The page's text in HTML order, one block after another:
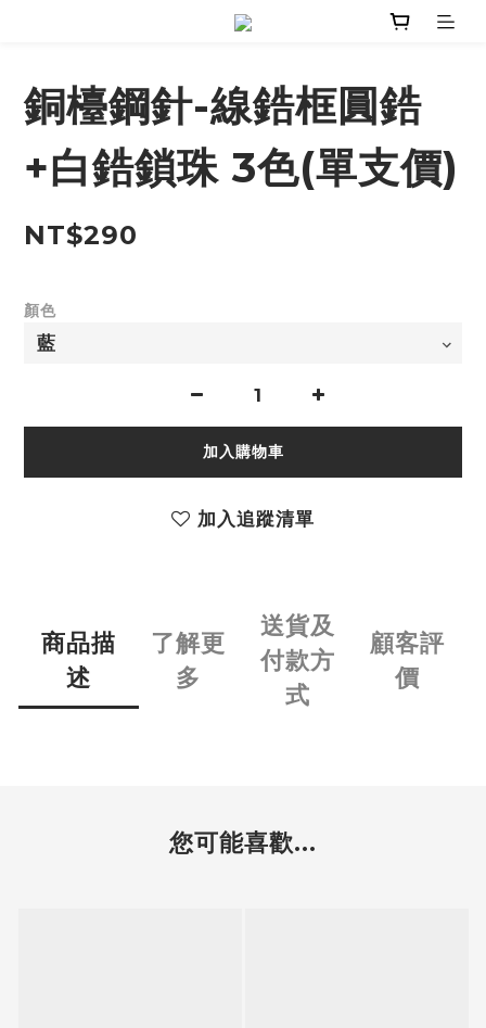
銅檯鋼針-線鋯框圓鋯
+白鋯鎖珠 3色(單支價)
NT$290
顏色
加入購物車
加入追蹤清單
商品描
述
了解更
多
送貨及
付款方
式
顧客評
價
您可能喜歡...